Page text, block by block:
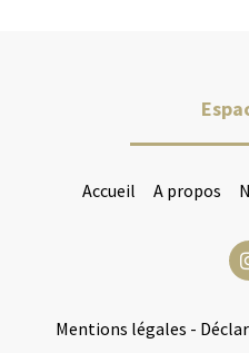
Accueil A propos
Mentions légales -